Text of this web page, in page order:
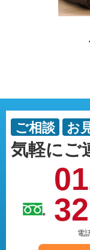
ご相談 お
気軽にご
電